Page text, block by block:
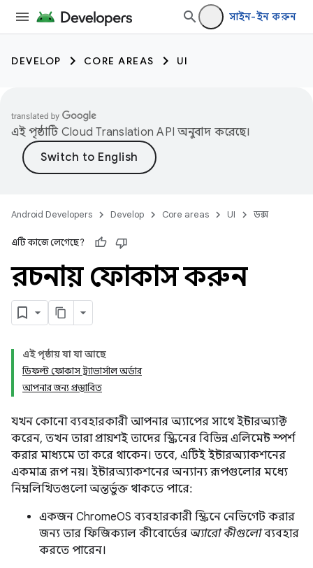
সাইন-ইন করুন
DEVELOP CORE AREAS UI
এই পৃষ্ঠাটি Cloud Translation API অনুবাদ করেছে।
Android Developers Develop Core areas UI ডক্স
এটি কাজে লেগেছে?
রচনায় ফোকাস করুন
এই পৃষ্ঠায় যা যা আছে
ডিফল্ট ফোকাস ট্র্যাভার্সাল অর্ডার
আপনার জন্য প্রস্তাবিত
যখন কোনো ব্যবহারকারী আপনার অ্যাপের সাথে ইন্টারঅ্যাক্ট
করেন, তখন তারা প্রায়শই তাদের স্ক্রিনের বিভিন্ন এলিমেন্ট স্পর্শ
করার মাধ্যমে তা করে থাকেন। তবে, এটিই ইন্টারঅ্যাকশনের
একমাত্র রূপ নয়। ইন্টারঅ্যাকশনের অন্যান্য রূপগুলোর মধ্যে
নিম্নলিখিতগুলো অন্তর্ভুক্ত থাকতে পারে:
একজন ChromeOS ব্যবহারকারী স্ক্রিনে নেভিগেট করার
জন্য তার ফিজিক্যাল কীবোর্ডের অ্যারো কীগুলোব্যবহার
করতে পারেন।